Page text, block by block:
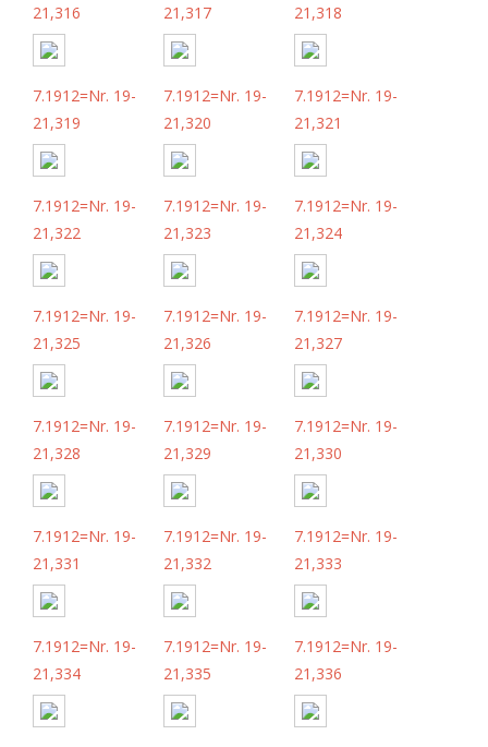
21,316
21,317
21,318
7.1912=Nr. 19-
21,319
7.1912=Nr. 19-
21,320
7.1912=Nr. 19-
21,321
7.1912=Nr. 19-
21,322
7.1912=Nr. 19-
21,323
7.1912=Nr. 19-
21,324
7.1912=Nr. 19-
21,325
7.1912=Nr. 19-
21,326
7.1912=Nr. 19-
21,327
7.1912=Nr. 19-
21,328
7.1912=Nr. 19-
21,329
7.1912=Nr. 19-
21,330
7.1912=Nr. 19-
21,331
7.1912=Nr. 19-
21,332
7.1912=Nr. 19-
21,333
7.1912=Nr. 19-
21,334
7.1912=Nr. 19-
21,335
7.1912=Nr. 19-
21,336